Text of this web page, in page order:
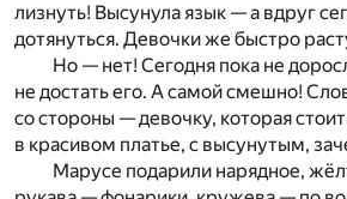
лизнуть! Высунула язык — а вдруг
дотянуться. Девочки же быстро
Но — нет! Сегодня пока не
не достать его. А самой смешно!
со стороны — девочку, которая
в красивом платье, с высунутым,
Марусе подарили нарядное,